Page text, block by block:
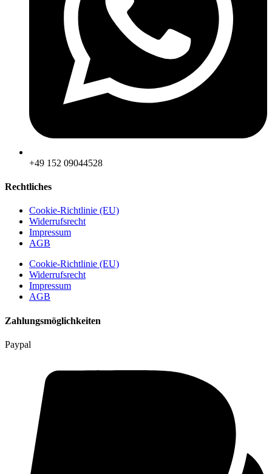
‪+49 152 09044528
Rechtliches
Cookie-Richtlinie (EU)
Widerrufsrecht
Impressum
AGB
Cookie-Richtlinie (EU)
Widerrufsrecht
Impressum
AGB
Zahlungsmöglichkeiten
Paypal